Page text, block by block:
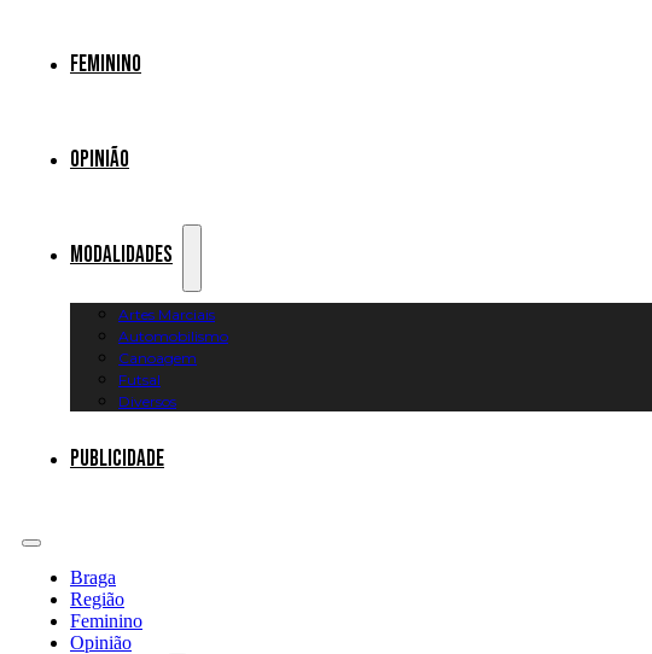
Feminino
Opinião
Modalidades
Artes Marciais
Automobilismo
Canoagem
Futsal
Diversos
Publicidade
Braga
Região
Feminino
Opinião